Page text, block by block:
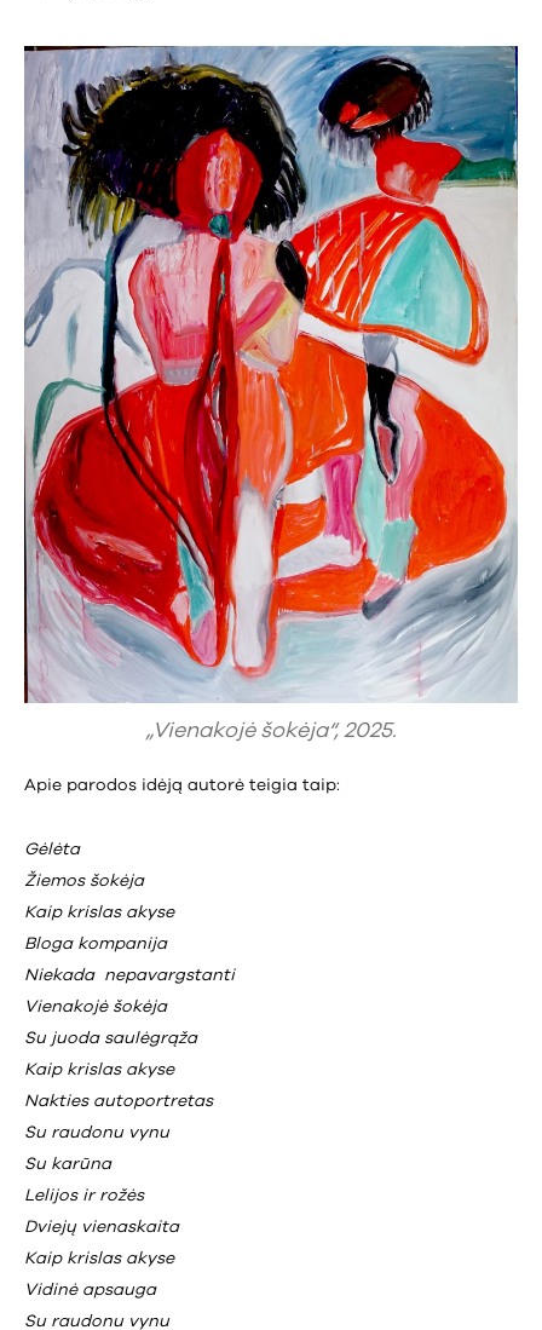
„Vienakojė šokėja“, 2025.
Apie parodos idėją autorė teigia taip:
Gėlėta
Žiemos šokėja
Kaip krislas akyse
Bloga kompanija
Niekada nepavargstanti
Vienakojė šokėja
Su juoda saulėgrąža
Kaip krislas akyse
Nakties autoportretas
Su raudonu vynu
Su karūna
Lelijos ir rožės
Dviejų vienaskaita
Kaip krislas akyse
Vidinė apsauga
Su raudonu vynu